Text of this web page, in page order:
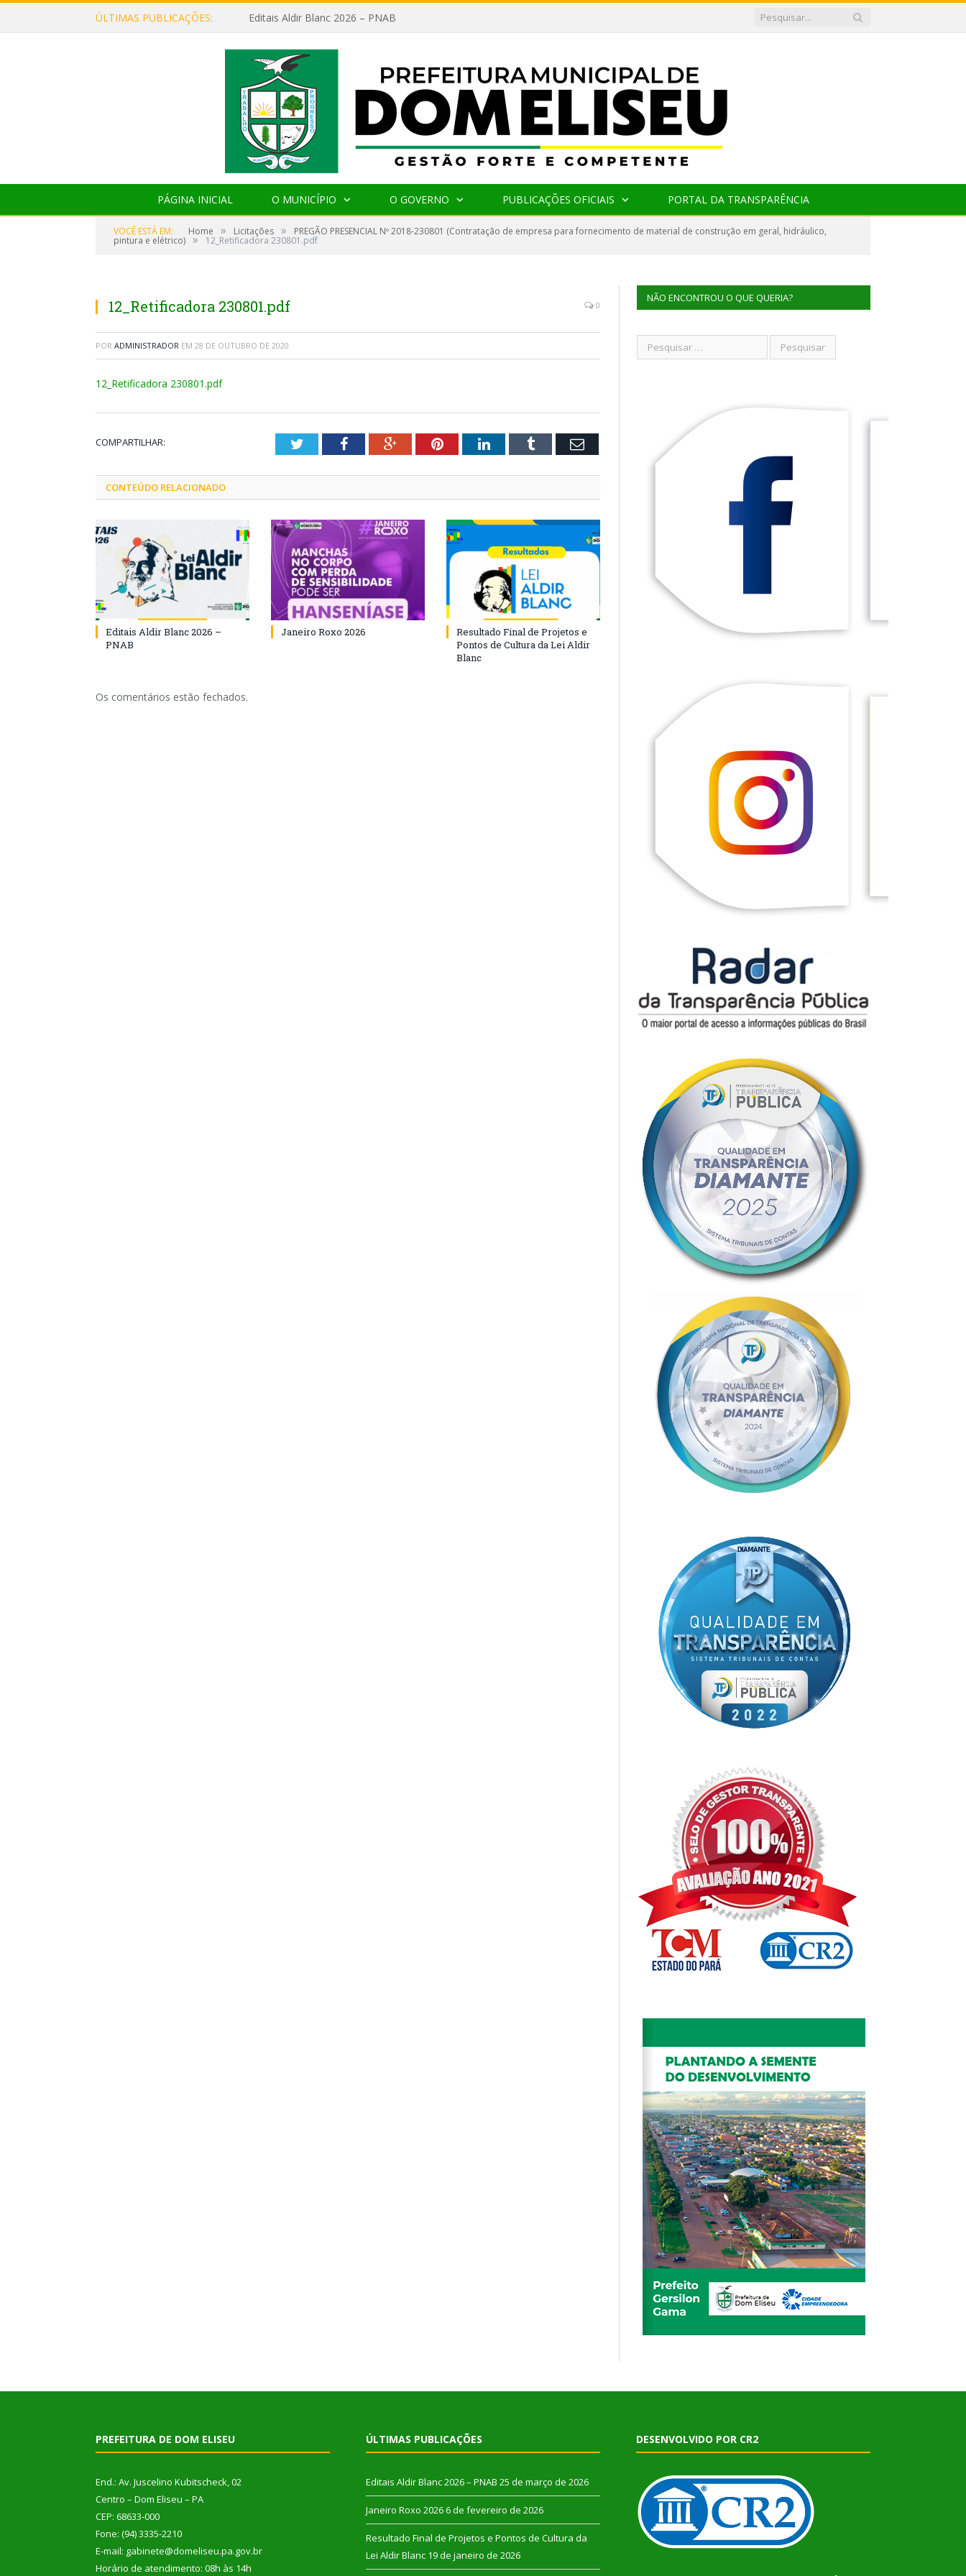
ÚLTIMAS PUBLICAÇÕES: Editais Aldir Blanc 2026 – PNAB
PÁGINA INICIAL O MUNICÍPIO O GOVERNO PUBLICAÇÕES OFICIAIS PORTAL DA TRANSPARÊNCIA
VOCÊ ESTÁ EM: Home » Licitações » PREGÃO PRESENCIAL Nº 2018-230801 (Contratação de empresa para fornecimento de material de construção em geral, hidráulico,
pintura e elétrico) » 12_Retificadora 230801.pdf
12_Retificadora 230801.pdf 0
POR ADMINISTRADOR EM 28 DE OUTUBRO DE 2020
12_Retificadora 230801.pdf
COMPARTILHAR: TwitterFacebookGoogle+PinterestLinkedInTumblr Email
CONTEÚDO RELACIONADO
Editais Aldir Blanc 2026 –
PNAB
Janeiro Roxo 2026
Resultado Final de Projetos e
Pontos de Cultura da Lei Aldir
Blanc
Os comentários estão fechados.
NÃO ENCONTROU O QUE QUERIA?
PREFEITURA DE DOM ELISEU
End.: Av. Juscelino Kubitscheck, 02
Centro – Dom Eliseu – PA
CEP: 68633-000
Fone: (94) 3335-2210
E-mail: gabinete@domeliseu.pa.gov.br
Horário de atendimento: 08h às 14h
ÚLTIMAS PUBLICAÇÕES
Editais Aldir Blanc 2026 – PNAB 25 de março de 2026
Janeiro Roxo 2026 6 de fevereiro de 2026
Resultado Final de Projetos e Pontos de Cultura da
Lei Aldir Blanc 19 de janeiro de 2026
DESENVOLVIDO POR CR2